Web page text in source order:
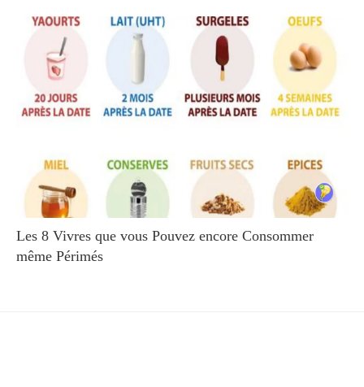
Les 8 Vivres que vous Pouvez encore Consommer
même Périmés